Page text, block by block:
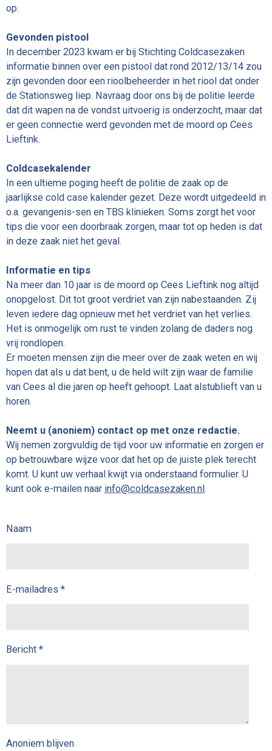
op.
Gevonden pistool
In december 2023 kwam er bij Stichting Coldcasezaken
informatie binnen over een pistool dat rond 2012/13/14 zou
zijn gevonden door een rioolbeheerder in het riool dat onder
de Stationsweg liep. Navraag door ons bij de politie leerde
dat dit wapen na de vondst uitvoerig is onderzocht, maar dat
er geen connectie werd gevonden met de moord op Cees
Lieftink.
Coldcasekalender
In een ultieme poging heeft de politie de zaak op de
jaarlijkse cold case kalender gezet. Deze wordt uitgedeeld in
o.a. gevangenis-sen en TBS klinieken. Soms zorgt het voor
tips die voor een doorbraak zorgen, maar tot op heden is dat
in deze zaak niet het geval.
Informatie en tips
Na meer dan 10 jaar is de moord op Cees Lieftink nog altijd
onopgelost. Dit tot groot verdriet van zijn nabestaanden. Zij
leven iedere dag opnieuw met het verdriet van het verlies.
Het is onmogelijk om rust te vinden zolang de daders nog
vrij rondlopen.
Er moeten mensen zijn die meer over de zaak weten en wij
hopen dat als u dat bent, u de held wilt zijn waar de familie
van Cees al die jaren op heeft gehoopt. Laat alstublieft van u
horen.
Neemt u (anoniem) contact op met onze redactie.
Wij nemen zorgvuldig de tijd voor uw informatie en zorgen er
op betrouwbare wijze voor dat het op de juiste plek terecht
komt. U kunt uw verhaal kwijt via onderstaand formulier. U
kunt ook e-mailen naar info@coldcasezaken.nl.
Naam
E-mailadres *
Bericht *
Anoniem blijven